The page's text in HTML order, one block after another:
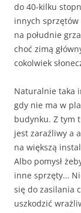
do 40-kilku
innych
na południe
choć zimą
cokolwiek
Naturalnie taka
gdy nie ma w
budynku. Z tym
jest zaraźliwy a
na większą
Albo pomysł
inne sprzęty…
się do zasilania
uszkodzić